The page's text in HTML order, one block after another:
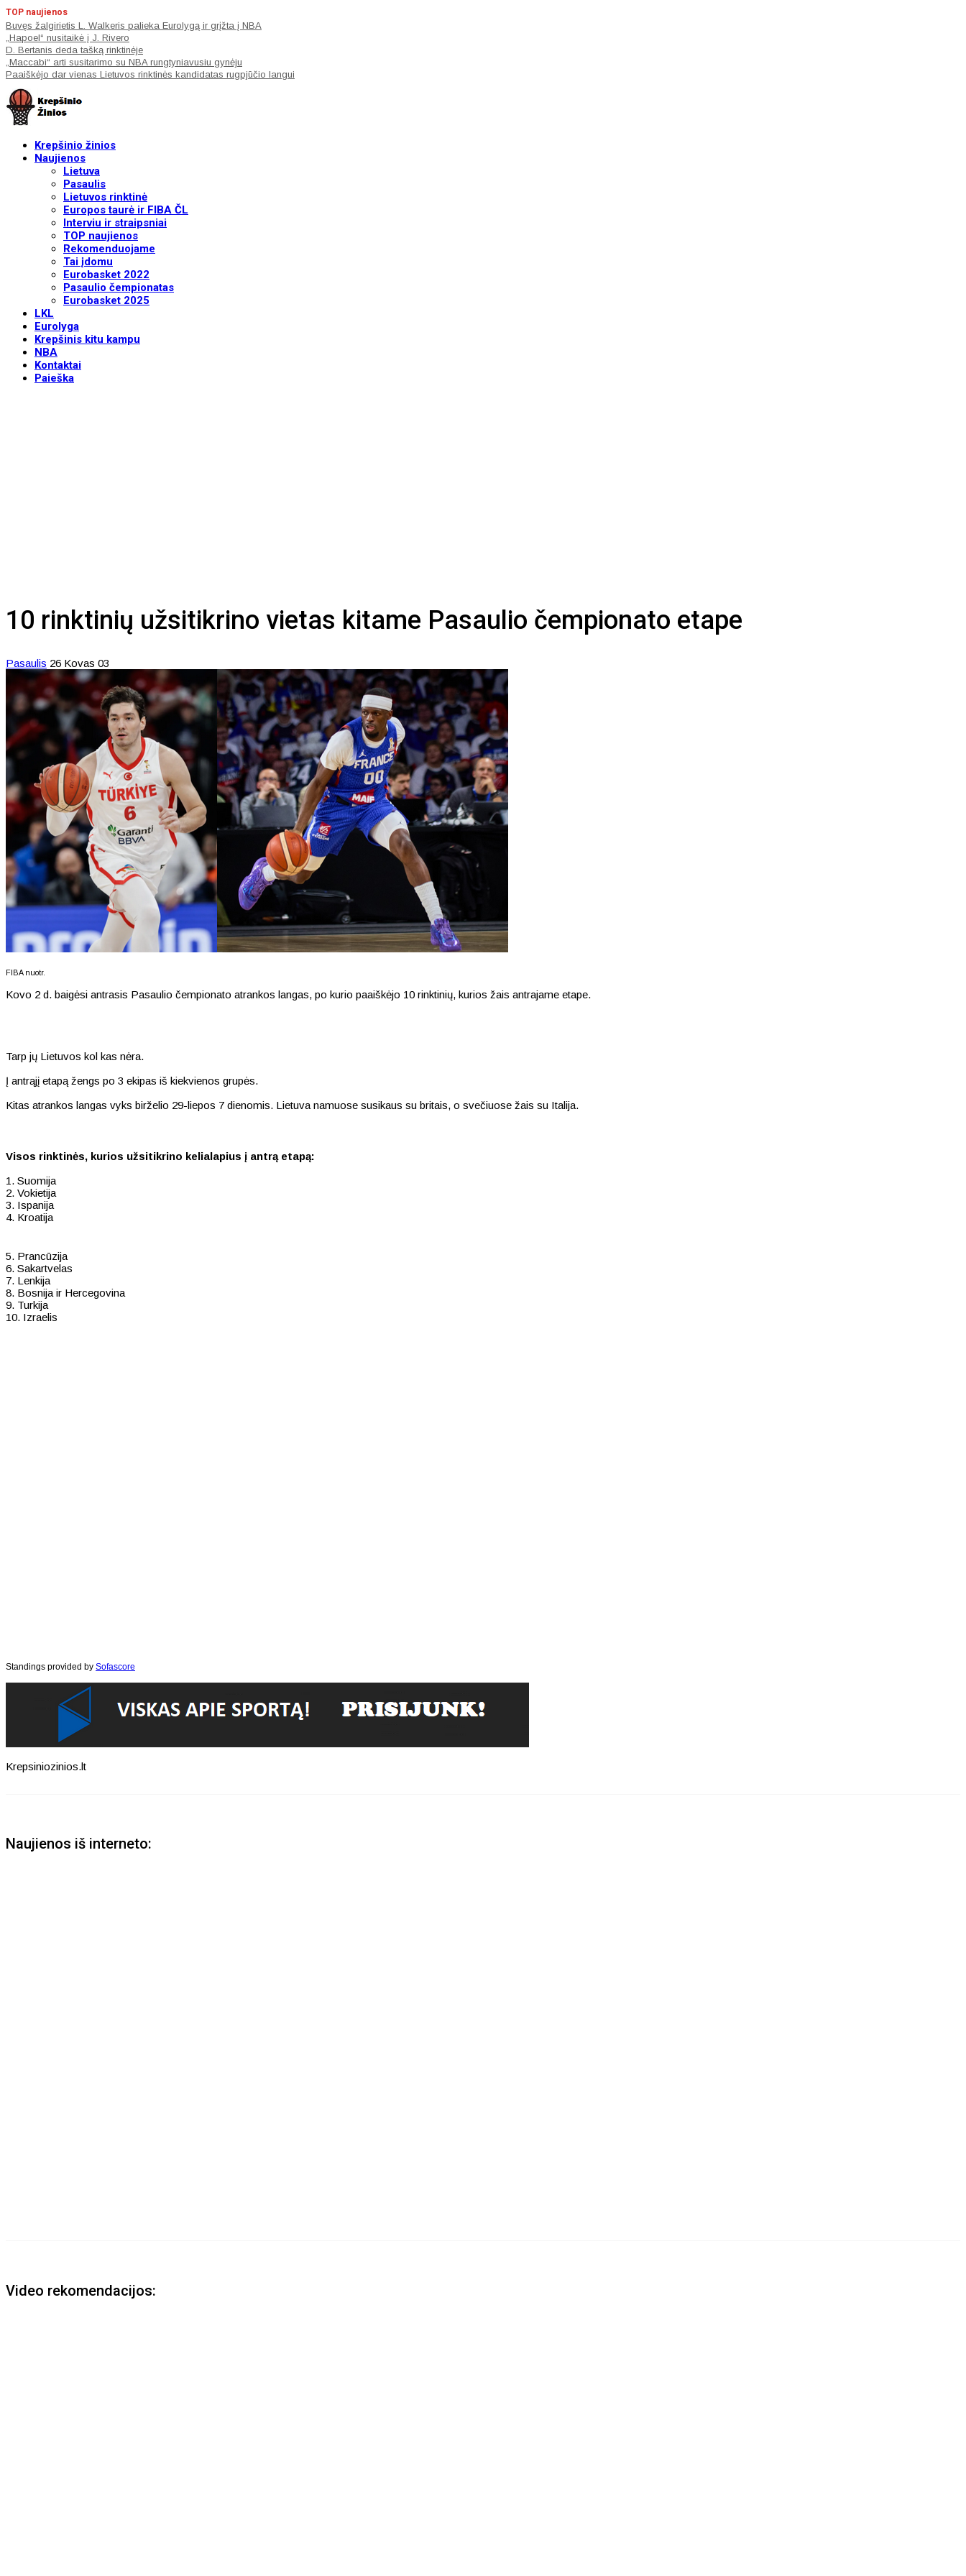
TOP naujienos
Buvęs žalgirietis L. Walkeris palieka Eurolygą ir grįžta į NBA
„Hapoel“ nusitaikė į J. Rivero
D. Bertanis deda tašką rinktinėje
„Maccabi“ arti susitarimo su NBA rungtyniavusiu gynėju
Paaiškėjo dar vienas Lietuvos rinktinės kandidatas rugpjūčio langui
Krepšinio žinios
Naujienos
Lietuva
Pasaulis
Lietuvos rinktinė
Europos taurė ir FIBA ČL
Interviu ir straipsniai
TOP naujienos
Rekomenduojame
Tai įdomu
Eurobasket 2022
Pasaulio čempionatas
Eurobasket 2025
LKL
Eurolyga
Krepšinis kitu kampu
NBA
Kontaktai
Paieška
10 rinktinių užsitikrino vietas kitame Pasaulio čempionato etape
Pasaulis 26 Kovas 03
FIBA nuotr.
Kovo 2 d. baigėsi antrasis Pasaulio čempionato atrankos langas, po kurio paaiškėjo 10 rinktinių, kurios žais antrajame etape.
Tarp jų Lietuvos kol kas nėra.
Į antrąjį etapą žengs po 3 ekipas iš kiekvienos grupės.
Kitas atrankos langas vyks birželio 29-liepos 7 dienomis. Lietuva namuose susikaus su britais, o svečiuose žais su Italija.
Visos rinktinės, kurios užsitikrino kelialapius į antrą etapą:
1. Suomija
2. Vokietija
3. Ispanija
4. Kroatija
5. Prancūzija
6. Sakartvelas
7. Lenkija
8. Bosnija ir Hercegovina
9. Turkija
10. Izraelis
Standings provided by Sofascore
Krepsiniozinios.lt
Naujienos iš interneto:
Video rekomendacijos: